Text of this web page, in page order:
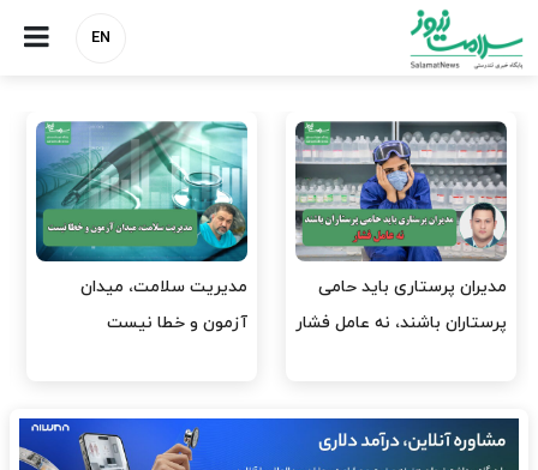
EN
وقت وزیر بهداشت باید صرف
افتتاح پروژه‌ها شود؟
واردات دارو و کالاهای اساسی
باید در اولویت تخصیص ارز